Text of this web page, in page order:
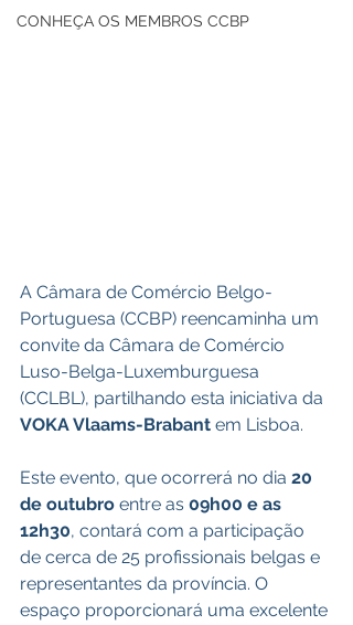
CONHEÇA OS MEMBROS CCBP
A Câmara de Comércio Belgo-
Portuguesa (CCBP) reencaminha um
convite da Câmara de Comércio
Luso-Belga-Luxemburguesa
(CCLBL), partilhando esta iniciativa da
VOKA Vlaams-Brabant em Lisboa.
Este evento, que ocorrerá no dia 20
de outubro entre as 09h00 e as
12h30, contará com a participação
de cerca de 25 profissionais belgas e
representantes da província. O
espaço proporcionará uma excelente